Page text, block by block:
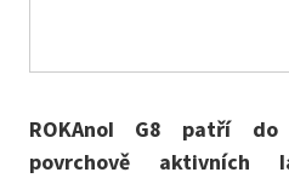
ROKAnol G8 patří do
povrchově